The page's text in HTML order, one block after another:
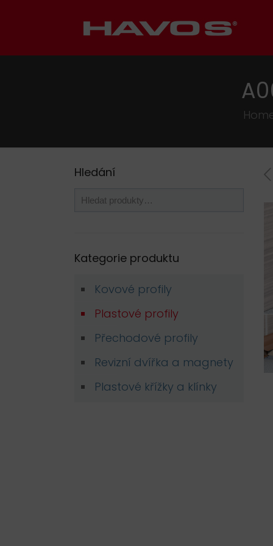
Hledání
Kategorie produktu
Kovové profily
Plastové profily
Přechodové profily
Revizní dvířka a magnety
Plastové křížky a klínky